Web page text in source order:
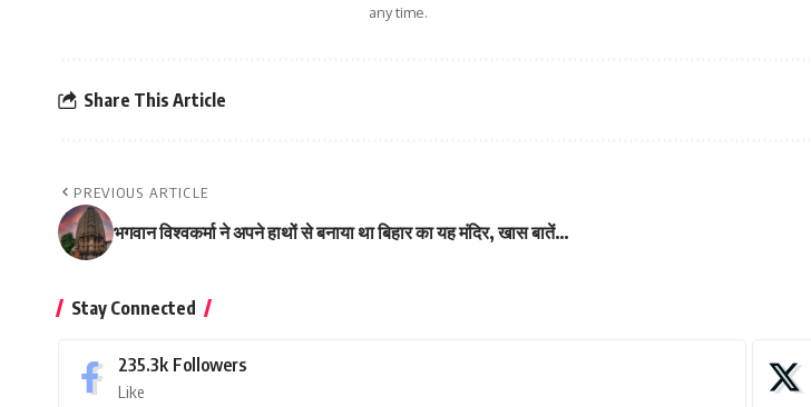
any time.
Share This Article
PREVIOUS ARTICLE
भगवान विश्वकर्मा ने अपने हाथों से बनाया था बिहार का यह मंदिर, खास बातें…
Stay Connected
235.3k Followers
Like